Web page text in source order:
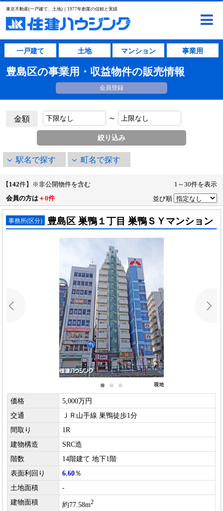
東京不動産(一戸建て、土地)｜1977年創業の信頼と実績
一戸建て 土地 マンション 事業用
豊島区の事業用・収益物件の販売情報
会員登録
金額 ～
駅名で探す 町名で探す
【 142件】※非公開物件を含む
1～30件を表示
会員の方は ＋0件 並び順
事務所(区分) 豊島区 巣鴨１丁目 巣鴨ＳＹマンション
価格
5,000万円
交通
ＪＲ山手線 巣鴨徒歩1分
間取り
1R
建物構造
SRC造
階数
14階建て 地下1階
表面利回り
6.60％
土地面積
-
建物面積
約77.58m2